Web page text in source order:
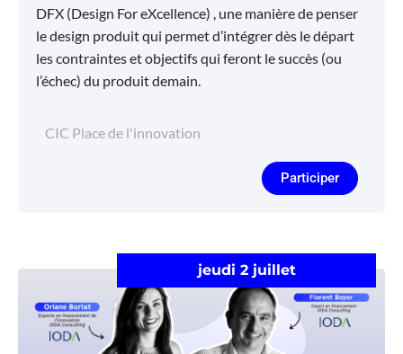
DFX (Design For eXcellence) , une manière de penser
le design produit qui permet d’intégrer dès le départ
les contraintes et objectifs qui feront le succès (ou
l’échec) du produit demain.
CIC Place de l'innovation
Participer
jeudi 2 juillet